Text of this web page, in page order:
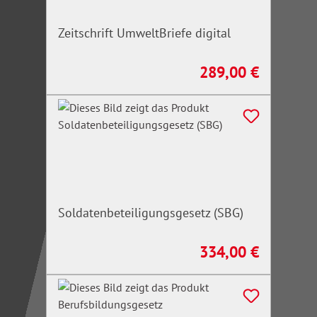
Zeitschrift UmweltBriefe digital
Regulärer Preis:
289,00 €
Soldatenbeteiligungsgesetz (SBG)
Regulärer Preis:
334,00 €